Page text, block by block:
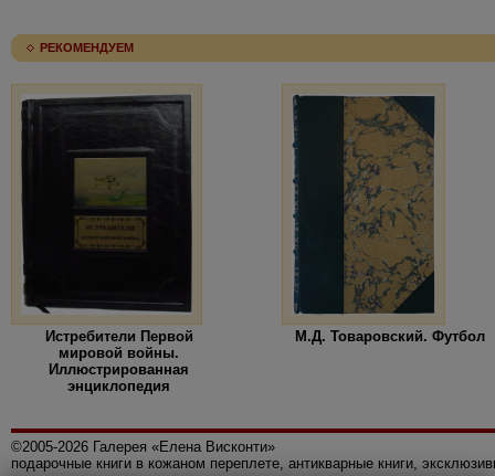
РЕКОМЕНДУЕМ
Истребители Первой
мировой войны.
Иллюстрированная
энциклопедия
М.Д. Товаровский. Футбол
©2005-2026 Галерея «Елена Висконти»
подарочные книги в кожаном переплете, антикварные книги,